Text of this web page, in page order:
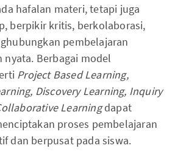
hafalan materi, tetapi juga
berpikir kritis, berkolaborasi,
pembelajaran
Berbagai model
Project Based Learning,
Discovery Learning, Inquiry
Learningdapat
proses pembelajaran
dan berpusat pada siswa.